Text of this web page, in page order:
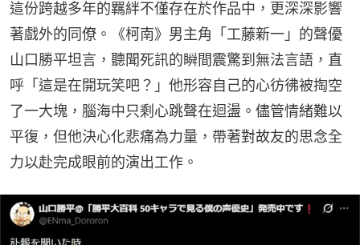
這份跨越多年的羈絆不僅存在於作品中，更深深影響
著戲外的同僚。《柯南》男主角「工藤新一」的聲優
山口勝平坦言，聽聞死訊的瞬間震驚到無法言語，直
呼「這是在開玩笑吧？」他形容自己的心彷彿被掏空
了一大塊，腦海中只剩心跳聲在迴盪。儘管情緒難以
平復，但他決心化悲痛為力量，帶著對故友的思念全
力以赴完成眼前的演出工作。